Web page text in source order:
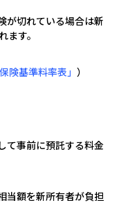
が切れている場合は新
す。
険基準料率表」 ）
て事前に預託する料金
当額を新所有者が負担